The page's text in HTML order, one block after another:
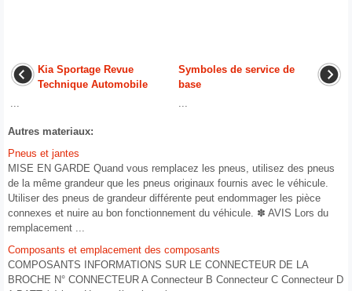
Kia Sportage Revue
Technique Automobile
...
Symboles de service de
base
...
Autres materiaux:
Pneus et jantes
MISE EN GARDE Quand vous remplacez les pneus, utilisez des pneus
de la même grandeur que les pneus originaux fournis avec le véhicule.
Utiliser des pneus de grandeur différente peut endommager les pièce
connexes et nuire au bon fonctionnement du véhicule. ✽ AVIS Lors du
remplacement ...
Composants et emplacement des composants
COMPOSANTS INFORMATIONS SUR LE CONNECTEUR DE LA
BROCHE N° CONNECTEUR A Connecteur B Connecteur C Connecteur D